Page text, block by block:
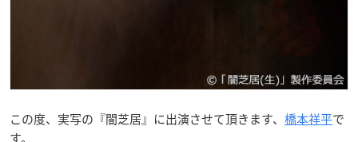
この度、実写の『闇芝居』に出演させて頂きます、 橋本祥平で
す。